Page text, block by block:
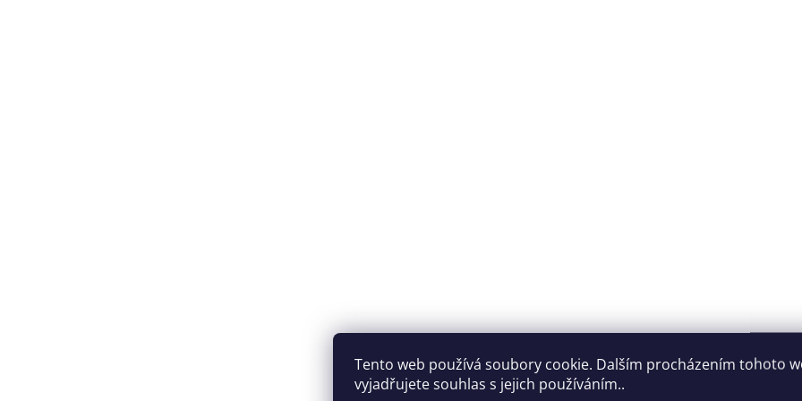
Tento web používá soubory cookie. Dalším procházením tohoto
vyjadřujete souhlas s jejich používáním..